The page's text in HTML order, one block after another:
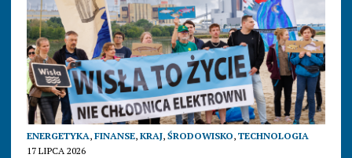
ENERGETYKA, FINANSE, KRAJ, ŚRODOWISKO, TECHNOLOGIA
17 LIPCA 2026